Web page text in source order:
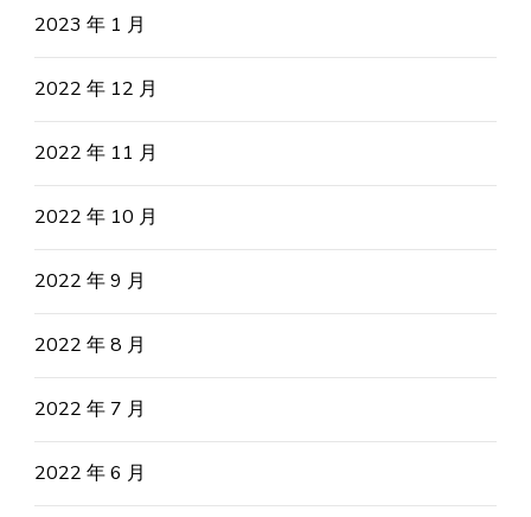
2023 年 1 月
2022 年 12 月
2022 年 11 月
2022 年 10 月
2022 年 9 月
2022 年 8 月
2022 年 7 月
2022 年 6 月